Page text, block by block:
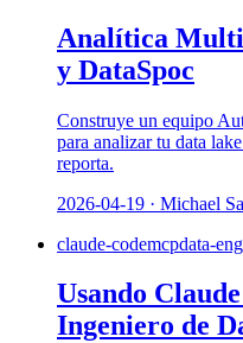
Analítica
y DataSpoc
Construye un equipo
para analizar tu data
reporta.
2026-04-19 · Michael
claude-codemcpdata-
Usando
Ingeniero de